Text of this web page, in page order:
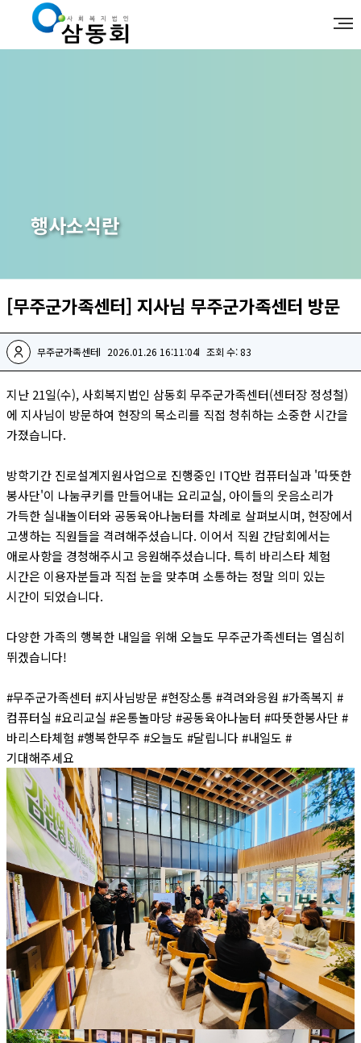
행사소식란
[무주군가족센터] 지사님 무주군가족센터 방문
무주군가족센터 2026.01.26 16:11:04 조회 수: 83
지난 21일(수), 사회복지법인 삼동회 무주군가족센터(센터장 정성철)
에 지사님이 방문하여 현장의 목소리를 직접 청취하는 소중한 시간을
가졌습니다.
방학기간 진로설계지원사업으로 진행중인 ITQ반 컴퓨터실과 '따뜻한
봉사단'이 나눔쿠키를 만들어내는 요리교실, 아이들의 웃음소리가
가득한 실내놀이터와 공동육아나눔터를 차례로 살펴보시며, 현장에서
고생하는 직원들을 격려해주셨습니다. 이어서 직원 간담회에서는
애로사항을 경청해주시고 응원해주셨습니다. 특히 바리스타 체험
시간은 이용자분들과 직접 눈을 맞추며 소통하는 정말 의미 있는
시간이 되었습니다.
다양한 가족의 행복한 내일을 위해 오늘도 무주군가족센터는 열심히
뛰겠습니다!
#무주군가족센터 #지사님방문 #현장소통 #격려와응원 #가족복지 #
컴퓨터실 #요리교실 #온통놀마당 #공동육아나눔터 #따뜻한봉사단 #
바리스타체험 #행복한무주 #오늘도 #달립니다 #내일도 #
기대해주세요